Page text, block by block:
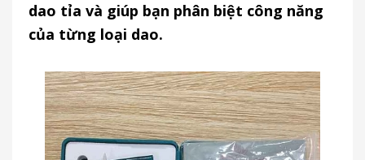
dao tỉa và giúp bạn phân biệt công năng
của từng loại dao.